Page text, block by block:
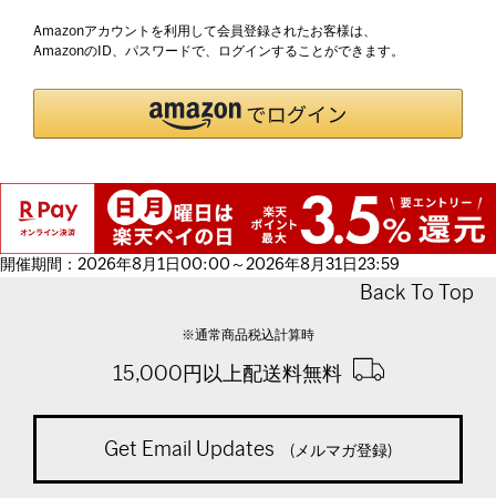
Amazonアカウントを利用して会員登録されたお客様は、
AmazonのID、パスワードで、ログインすることができます。
開催期間：2026年8月1日00:00～2026年8月31日23:59
Back To Top
※通常商品税込計算時
15,000円以上配送料無料
Get Email Updates (メルマガ登録)